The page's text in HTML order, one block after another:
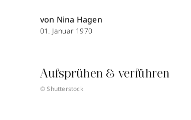
von Nina Hagen
01. Januar 1970
Aufsprühen & verführen
© Shutterstock